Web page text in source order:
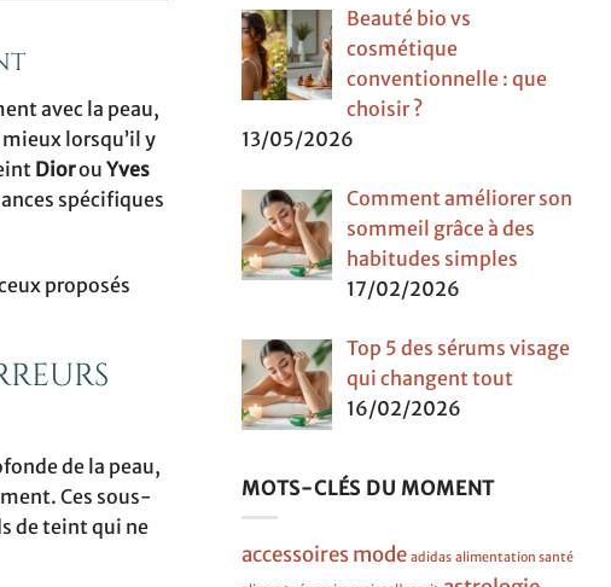
avec la peau,
lorsqu’il y
Diorou Yves
spécifiques
proposés
de la peau,
Ces sous-
de teint qui ne
Beauté bio vs
cosmétique
conventionnelle : que
choisir ?
13/05/2026
Comment améliorer son
sommeil grâce à des
habitudes simples
17/02/2026
Top 5 des sérums visage
qui changent tout
16/02/2026
MOTS-CLÉS DU MOMENT
accessoires mode adidas alimentation santé